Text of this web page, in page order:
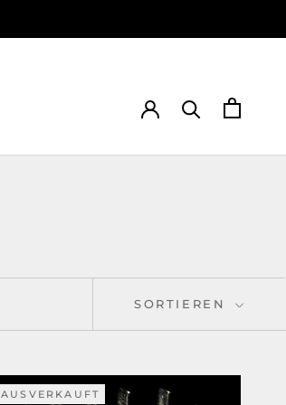
SORTIEREN
AUSVERKAUFT